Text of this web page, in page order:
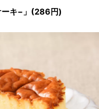
ーキ−」(286円)